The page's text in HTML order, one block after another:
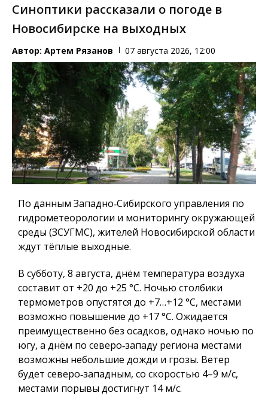
Синоптики рассказали о погоде в
Новосибирске на выходных
Автор: Артем Рязанов 07 августа 2026, 12:00
По данным Западно‑Сибирского управления по
гидрометеорологии и мониторингу окружающей
среды (ЗСУГМС), жителей Новосибирской области
ждут тёплые выходные.
В субботу, 8 августа, днём температура воздуха
составит от +20 до +25 °C. Ночью столбики
термометров опустятся до +7…+12 °C, местами
возможно повышение до +17 °C. Ожидается
преимущественно без осадков, однако ночью по
югу, а днём по северо‑западу региона местами
возможны небольшие дожди и грозы. Ветер
будет северо‑западным, со скоростью 4–9 м/с,
местами порывы достигнут 14 м/с.